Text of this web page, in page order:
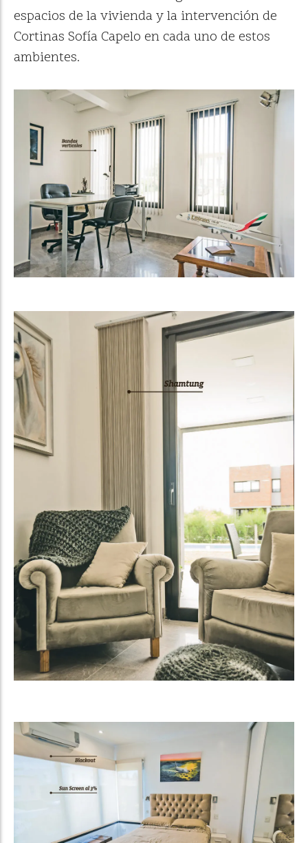
espacios de la vivienda y la intervención de
Cortinas Sofía Capelo en cada uno de estos
ambientes.